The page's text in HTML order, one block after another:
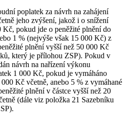
poplatek za návrh na zahájení
jeho zvýšení, jakož i o snížení
pokud jde o peněžité plnění do
1 % (nejvýše však 15 000 Kč) z
plnění vyšší než 50 000 Kč
který je přílohou ZSP). Pokud v
návrh na nařízení výkonu
1 000 Kč, pokud je vymáháno
Kč včetně, anebo 5 % z vymáhané
plnění v částce vyšší než 20
(dále viz položka 21 Sazebníku